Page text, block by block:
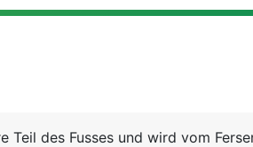
Teil des Fusses und wird vom